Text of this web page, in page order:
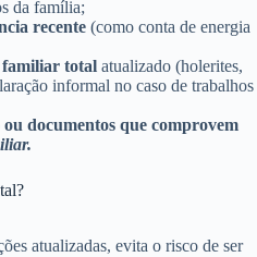
da família;
recente (como conta de energia
familiar total atualizado (holerites,
informal no caso de trabalhos
documentos que comprovem
atualizadas, evita o risco de ser